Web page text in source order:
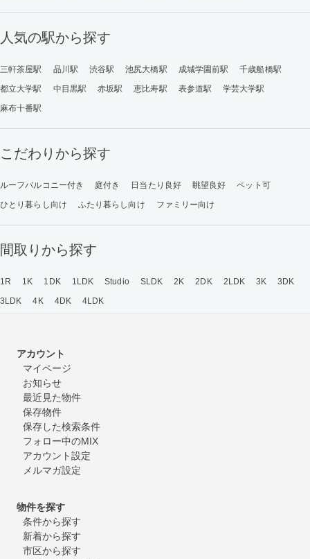
人気の駅から探す
三軒茶屋駅 品川駅 渋谷駅 池尻大橋駅 成城学園前駅
千歳船橋駅
都立大学駅
中目黒駅 赤坂駅 恵比寿駅 表参道駅
学芸大学駅
麻布十番駅
こだわりから探す
ルーフバルコニー付き 庭付き 日当たり良好 眺望良好
ペット可
ひとり暮らし向け
ふたり暮らし向け ファミリー向け
間取りから探す
1R 1K 1DK 1LDK Studio SLDK 2K 2DK 2LDK 3K
3DK
3LDK
4K 4DK 4LDK
アカウント
マイページ
お知らせ
最近見た物件
保存物件
保存した検索条件
フォロー中のMIX
アカウント設定
メルマガ設定
物件を探す
条件から探す
新着から探す
市区から探す